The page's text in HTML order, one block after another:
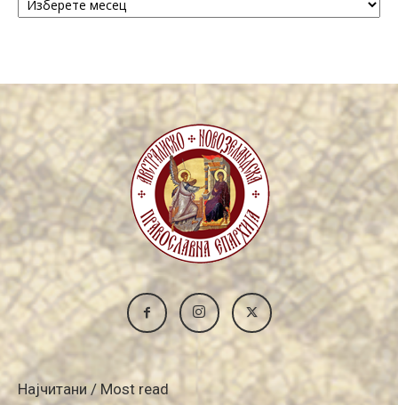
Најчитани / Most read